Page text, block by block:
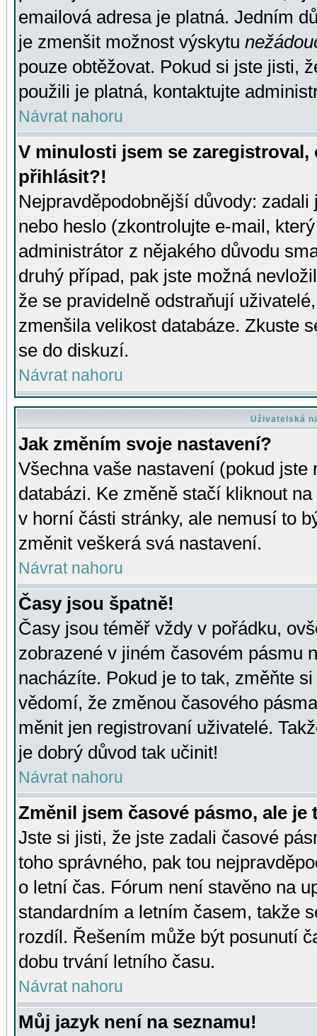
emailová adresa je platná. Jedním
je zmenšit možnost výskytu
pouze obtěžovat. Pokud si jste jisti,
použili je platná, kontaktujte
Návrat nahoru
V minulosti jsem se
přihlásit?!
Nejpravděpodobnější důvody:
nebo heslo (zkontrolujte e-mail,
administrátor z nějakého důvodu
druhý případ, pak jste možná
že se pravidelně odstraňují
zmenšila velikost databáze. Zkuste
se do diskuzí.
Návrat nahoru
Uživatelská
Jak změním svoje nastavení?
Všechna vaše nastavení (pokud
databázi. Ke změně stačí kliknout
v horní části stránky, ale nemusí to
změnit veškerá svá nastavení.
Návrat nahoru
Časy jsou špatně!
Časy jsou téměř vždy v pořádku,
zobrazené v jiném časovém pásmu
nacházíte. Pokud je to tak, změňte
vědomí, že změnou časového
měnit jen registrovaní uživatelé.
je dobrý důvod tak učinit!
Návrat nahoru
Změnil jsem časové pásmo, ale je
Jste si jisti, že jste zadali časové
toho správného, pak tou
o letní čas. Fórum není stavěno na
standardním a letním časem, takže
rozdíl. Řešením může být posunutí
dobu trvání letního času.
Návrat nahoru
Můj jazyk není na seznamu!